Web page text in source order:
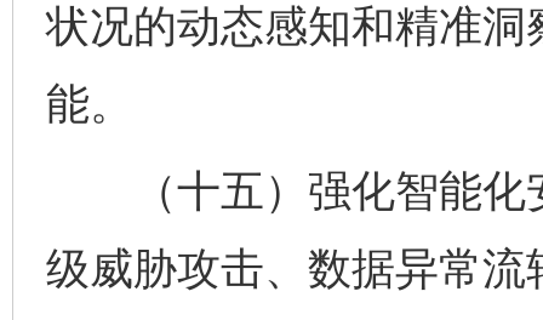
状况的动态感知和精准
能。
（十五）强化智能化
级威胁攻击、数据异常